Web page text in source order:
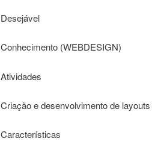
Desejável
Conhecimento (WEBDESIGN)
Atividades
Criação e desenvolvimento de
Características